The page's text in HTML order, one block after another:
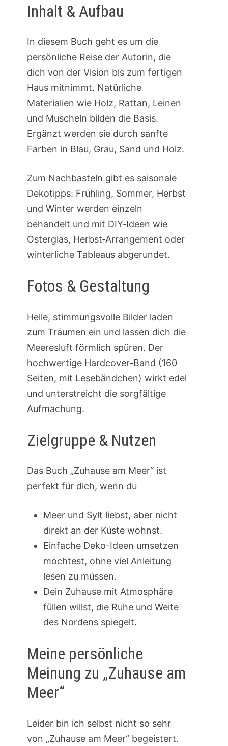
Inhalt & Aufbau
In diesem Buch geht es um die
persönliche Reise der Autorin, die
dich von der Vision bis zum fertigen
Haus mitnimmt. Natürliche
Materialien wie Holz, Rattan, Leinen
und Muscheln bilden die Basis.
Ergänzt werden sie durch sanfte
Farben in Blau, Grau, Sand und Holz.
Zum Nachbasteln gibt es saisonale
Dekotipps: Frühling, Sommer, Herbst
und Winter werden einzeln
behandelt und mit DIY‑Ideen wie
Osterglas, Herbst‑Arrangement oder
winterliche Tableaus abgerundet.
Fotos & Gestaltung
Helle, stimmungsvolle Bilder laden
zum Träumen ein und lassen dich die
Meeresluft förmlich spüren. Der
hochwertige Hardcover-Band (160
Seiten, mit Lesebändchen) wirkt edel
und unterstreicht die sorgfältige
Aufmachung.
Zielgruppe & Nutzen
Das Buch „Zuhause am Meer“ ist
perfekt für dich, wenn du
Meer und Sylt liebst, aber nicht
direkt an der Küste wohnst.
Einfache Deko-Ideen umsetzen
möchtest, ohne viel Anleitung
lesen zu müssen.
Dein Zuhause mit Atmosphäre
füllen willst, die Ruhe und Weite
des Nordens spiegelt.
Meine persönliche
Meinung zu „Zuhause am
Meer“
Leider bin ich selbst nicht so sehr
von „Zuhause am Meer“ begeistert.